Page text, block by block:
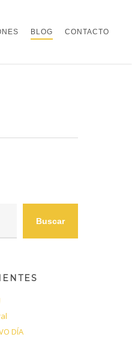
BLOG CONTACTO
Buscar
DÍA